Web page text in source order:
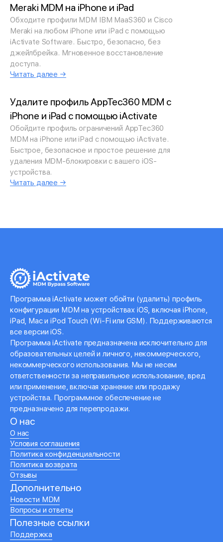
Meraki MDM на iPhone и iPad
Обходите профили MDM IBM MaaS360 и Cisco
Meraki на любом iPhone или iPad с помощью
iActivate Software. Быстро, безопасно, без
джейлбрейка. Мгновенное восстановление
доступа.
Читать далее →
Удалите профиль AppTec360 MDM с
iPhone и iPad с помощью iActivate
Обойдите профиль ограничений AppTec360
MDM на iPhone или iPad с помощью iActivate.
Быстрое, безопасное и простое решение для
удаления MDM-блокировки с вашего iOS-
устройства.
Читать далее →
Программа iActivate может обойти (удалить) профиль
конфигурации MDM на устройствах iOS, включая iPhone,
iPad, Mac и iPod Touch (Wi-Fi или GSM). Поддерживаются
все версии iOS.
Программа iActivate предназначена исключительно для
образовательных целей и личного, некоммерческого,
некоммерческого использования. Мы не несем
ответственности за неправильное использование, вред
или применение, включая хранение или продажу
устройства. Программное обеспечение не
предназначено для перепродажи.
О нас
О нас
Условия соглашения
Политика конфиденциальности
Политика возврата
Отзывы
Дополнительно
Новости MDM
Вопросы и ответы
Полезные ссылки
Поддержка